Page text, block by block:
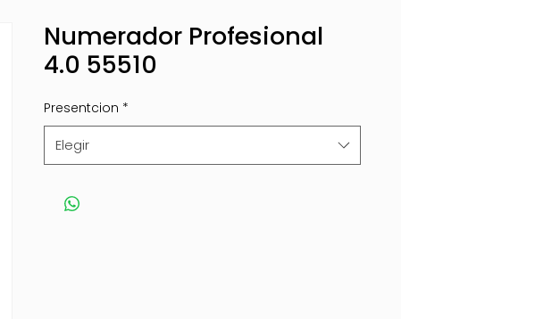
Numerador Profesional
4.0 55510
Presentcion *
Elegir